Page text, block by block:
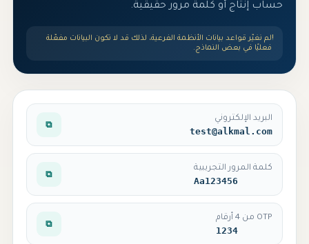
حساب إنتاج أو كلمة مرور حقيقية.
!لم نغيّر قواعد بيانات الأنظمة الفرعية، لذلك قد لا تكون البيانات مفعّلة
فعليًا في بعض النماذج.
البريد الإلكتروني
test@alkmal.com
⧉
كلمة المرور التجريبية
Aa123456
⧉
OTP من 4 أرقام
1234
⧉